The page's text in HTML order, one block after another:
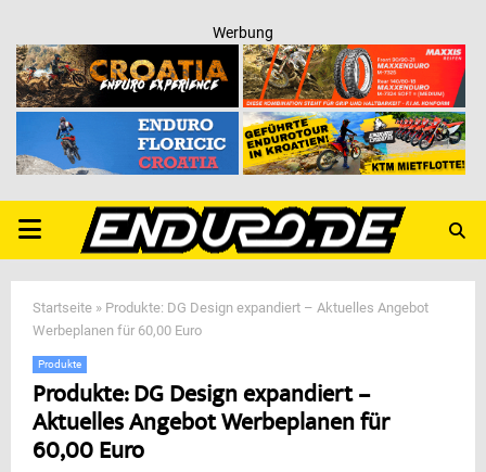
Werbung
PRIMARY
MENU
Startseite » Produkte: DG Design expandiert – Aktuelles Angebot
Werbeplanen für 60,00 Euro
Produkte
Produkte: DG Design expandiert –
Aktuelles Angebot Werbeplanen für
60,00 Euro